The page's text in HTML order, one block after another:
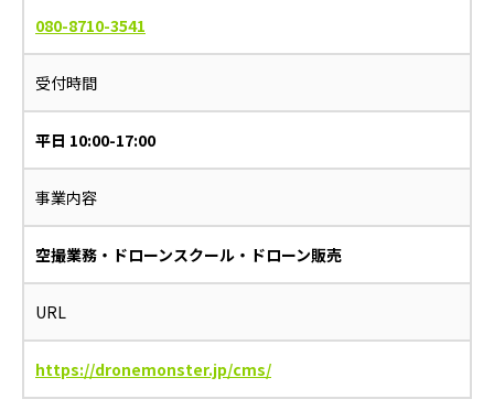
080-8710-3541
受付時間
平日 10:00-17:00
事業内容
空撮業務・ドローンスクール・ドローン販売
URL
https://dronemonster.jp/cms/